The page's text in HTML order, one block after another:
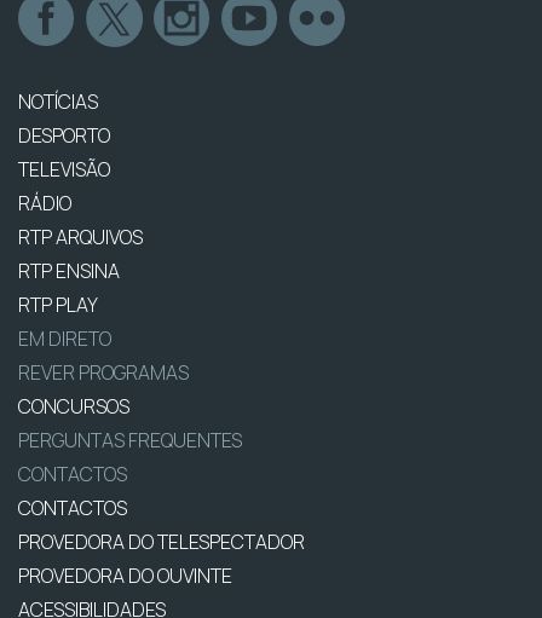
NOTÍCIAS
DESPORTO
TELEVISÃO
RÁDIO
RTP ARQUIVOS
RTP ENSINA
RTP PLAY
EM DIRETO
REVER PROGRAMAS
CONCURSOS
PERGUNTAS FREQUENTES
CONTACTOS
CONTACTOS
PROVEDORA DO TELESPECTADOR
PROVEDORA DO OUVINTE
ACESSIBILIDADES